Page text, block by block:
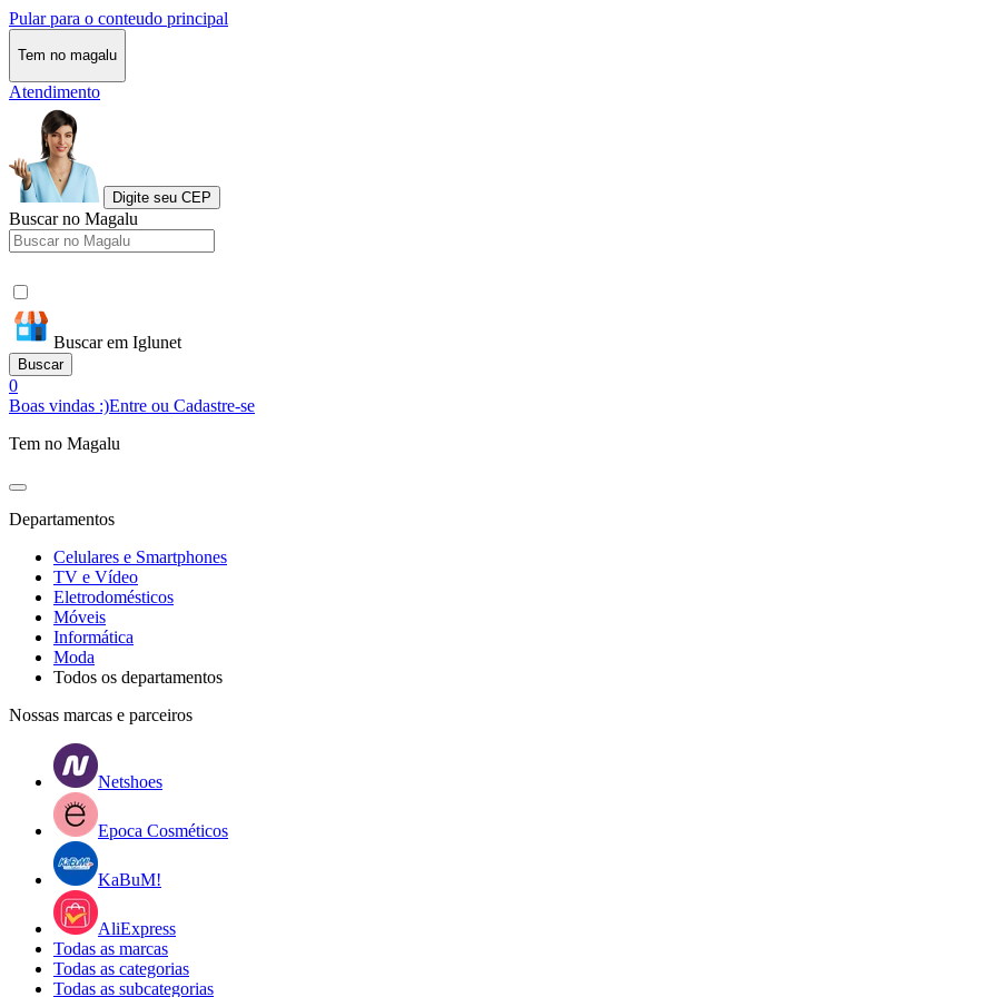
Pular para o conteudo principal
Tem no magalu
Atendimento
Digite seu CEP
Buscar no Magalu
Buscar em Iglunet
Buscar
0
Boas vindas :)Entre ou Cadastre-se
Tem no Magalu
Departamentos
Celulares e Smartphones
TV e Vídeo
Eletrodomésticos
Móveis
Informática
Moda
Todos os departamentos
Nossas marcas e parceiros
Netshoes
Epoca Cosméticos
KaBuM!
AliExpress
Todas as marcas
Todas as categorias
Todas as subcategorias